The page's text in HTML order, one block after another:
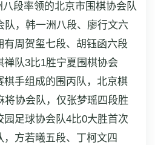
八段率领的北京市围棋协会队
队，韩一洲八段、廖行文六
周贺玺七段、胡钰函六段
队3比1胜宁夏围棋协会
棋手组成的围丙队，北京棋
将协会队，仅张梦瑶四段胜
足球协会队4比0大胜首次
方若曦五段、丁柯文四